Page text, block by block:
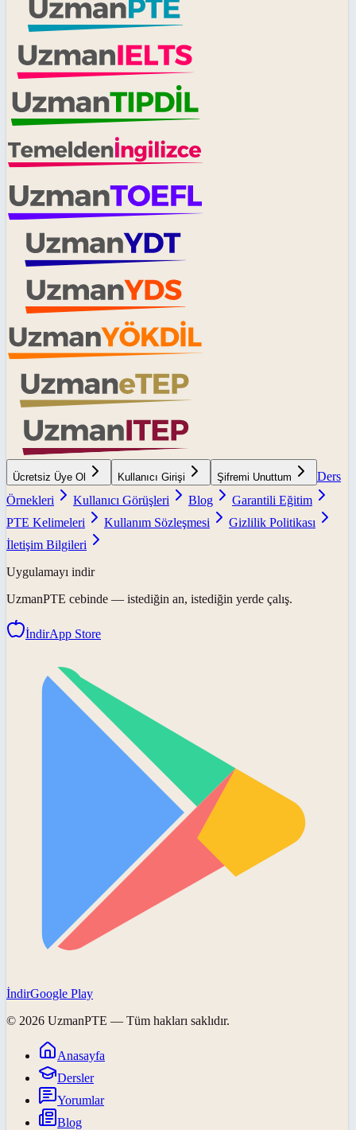
Ücretsiz Üye Ol Kullanıcı Girişi Şifremi Unuttum
Ders
Örnekleri
Kullanıcı Görüşleri Blog
Garantili Eğitim
PTE Kelimeleri
Kullanım Sözleşmesi
Gizlilik Politikası
İletişim Bilgileri
Uygulamayı indir
UzmanPTE cebinde — istediğin an, istediğin yerde çalış.
İndirApp Store
İndirGoogle Play
© 2026 UzmanPTE — Tüm hakları saklıdır.
Anasayfa
Dersler
Yorumlar
Blog